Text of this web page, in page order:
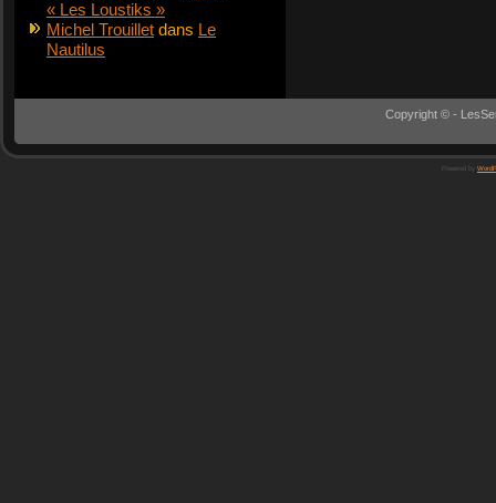
« Les Loustiks »
Michel Trouillet dans Le
Nautilus
Copyright © -
Powered by